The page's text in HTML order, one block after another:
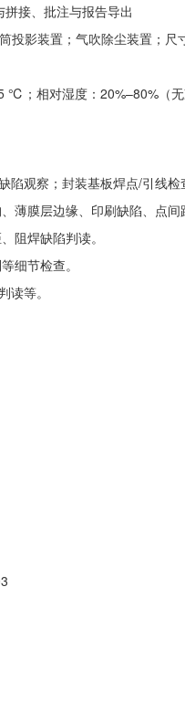
接、批注与报告导出
影装置；气吹除尘装置；尺
；相对湿度：20%–80%（无
观察；封装基板焊点/引线检
薄膜层边缘、印刷缺陷、点间
阻焊缺陷判读。
细节检查。
等。